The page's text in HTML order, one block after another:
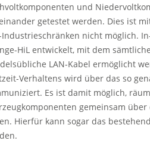
und
getestet werden. Dies ist
Industrieschränken nicht möglich.
HiL entwickelt, mit dem
LAN-Kabel ermöglicht
Verhaltens wird über das so
Es ist damit möglich,
gemeinsam
Hierfür kann sogar das